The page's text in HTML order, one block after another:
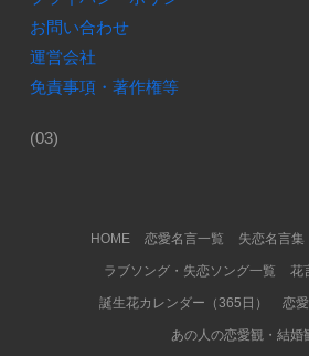
お問い合わせ
運営会社
免責事項・著作権等
(03)
Footer MenuHOME 恋愛名言一覧 失恋名言集
ラブソング・失恋ソング一覧 花
誕生花カレンダー（365日） 恋
あの人の恋愛観・結婚